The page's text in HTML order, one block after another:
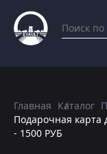
Главная Каталог
Подарочная карта
- 1500 РУБ